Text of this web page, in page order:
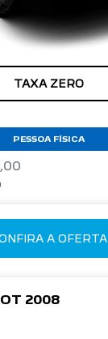
TAXA ZERO
PESSOA FÍSICA
A OFERTA
2008